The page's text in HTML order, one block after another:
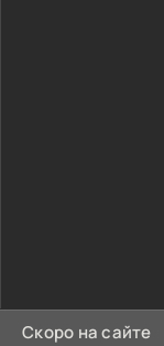
Скоро на сайте